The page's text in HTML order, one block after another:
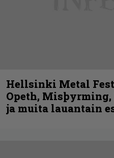
Hellsinki Metal
Opeth,
ja muita lauantain